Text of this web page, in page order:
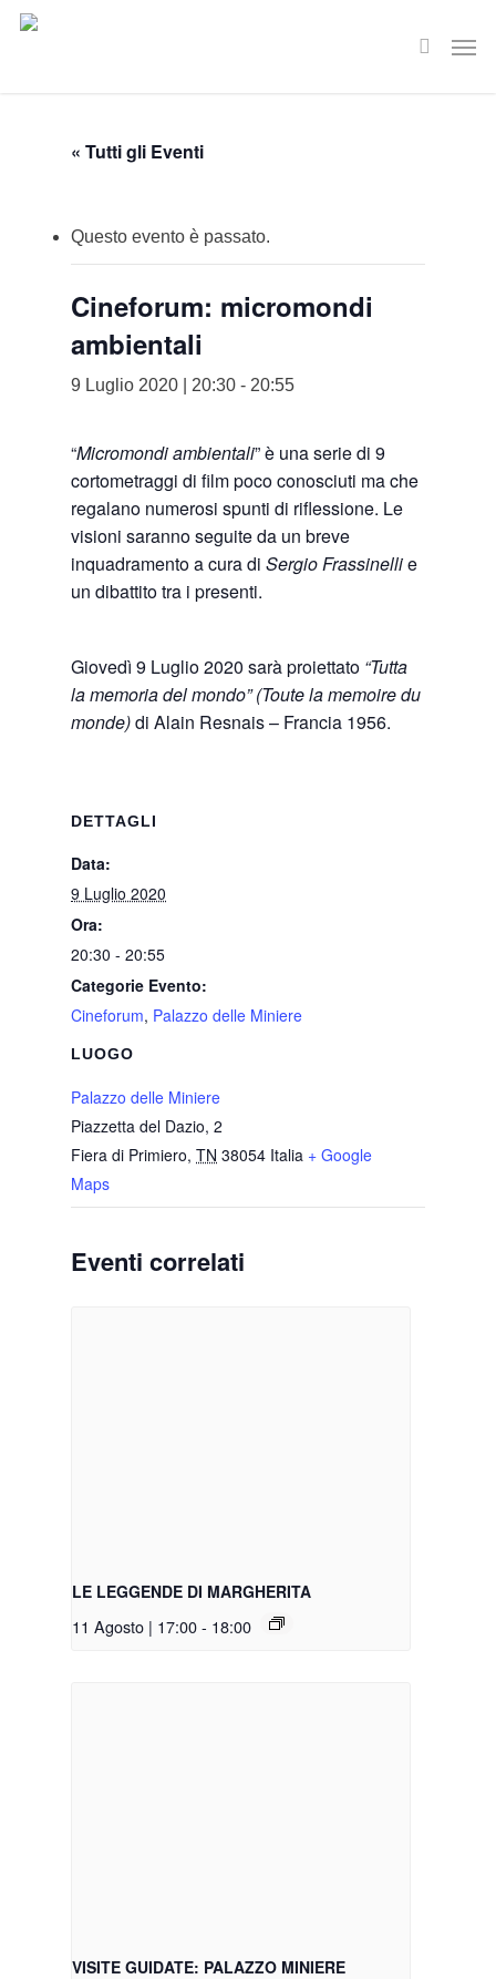
Skip
search
« Tutti gli Eventi
Questo evento è passato.
Cineforum: micromondi
ambientali
9 Luglio 2020 | 20:30 - 20:55
“Micromondi ambientali” è una serie di 9
cortometraggi di film poco conosciuti ma che
regalano numerosi spunti di riflessione. Le
visioni saranno seguite da un breve
inquadramento a cura diSergio Frassinellie
un dibattito tra i presenti.
Giovedì 9 Luglio 2020 sarà proiettato “Tutta
la memoria del mondo” (Toute la memoire du
monde)di Alain Resnais – Francia 1956.
DETTAGLI
Data:
9 Luglio 2020
Ora:
20:30 - 20:55
Categorie Evento:
Cineforum, Palazzo delle Miniere
LUOGO
Palazzo delle Miniere
Piazzetta del Dazio, 2
Fiera di Primiero, TN 38054 Italia + Google
Maps
Eventi correlati
LE LEGGENDE DI MARGHERITA
11 Agosto | 17:00- 18:00
VISITE GUIDATE: PALAZZO MINIERE